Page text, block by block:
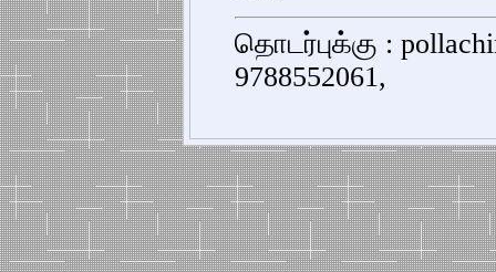
தொடர்புக்கு :
9788552061,